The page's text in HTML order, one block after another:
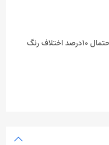
باتوجه به نور وفضای عکاسی احتمال 10درصد اختلاف رنگ